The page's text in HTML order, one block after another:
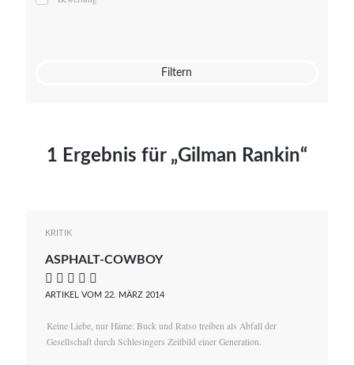
Mato von Vogelstein
Filtern
1 Ergebnis für „Gilman Rankin“
KRITIK
ASPHALT-COWBOY
    
ARTIKEL VOM 22. MÄRZ 2014
Keine Liebe, nur Häme: Buck und Ratso treiben als Abfall der
Gesellschaft durch Schlesingers Zeitbild einer Generation.